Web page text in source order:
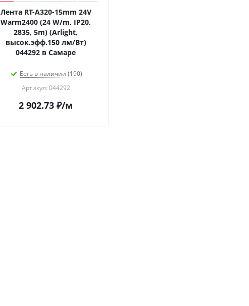
Лента RT-A320-15mm 24V
Warm2400 (24 W/m, IP20,
2835, 5m) (Arlight,
высок.эфф.150 лм/Вт)
044292 в Самаре
Есть в наличии (190)
Артикул: 044292
2 902.73 ₽/м